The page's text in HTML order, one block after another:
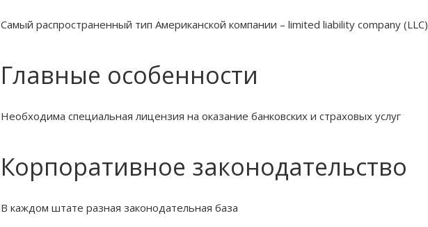
Самый распространенный тип Американской компании – limited liability company (LLC)
Главные особенности
Необходима специальная лицензия на оказание банковских и страховых услуг
Корпоративное законодательство
В каждом штате разная законодательная база